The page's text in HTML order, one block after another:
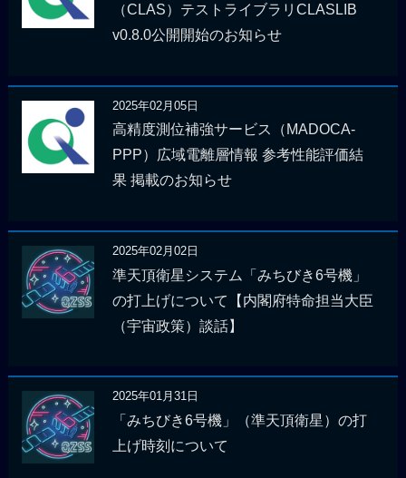
（CLAS）テストライブラリCLASLIB
v0.8.0公開開始のお知らせ
2025年02月05日
高精度測位補強サービス（MADOCA-
PPP）広域電離層情報 参考性能評価結
果 掲載のお知らせ
2025年02月02日
準天頂衛星システム「みちびき6号機」
の打上げについて【内閣府特命担当大臣
（宇宙政策）談話】
2025年01月31日
「みちびき6号機」（準天頂衛星）の打
上げ時刻について